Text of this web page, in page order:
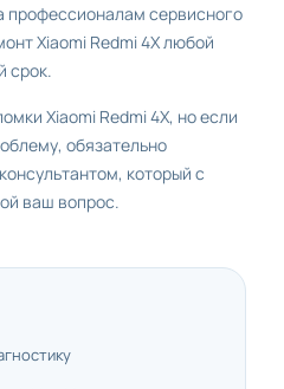
профессионалам сервисного
Xiaomi Redmi 4X любой
срок.
Xiaomi Redmi 4X, но если
обязательно
который с
ваш вопрос.